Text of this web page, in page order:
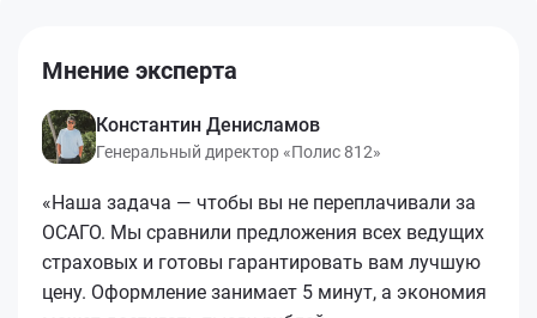
Мнение эксперта
Константин Денисламов
Генеральный директор «Полис 812»
«Наша задача — чтобы вы не переплачивали за
ОСАГО. Мы сравнили предложения всех ведущих
страховых и готовы гарантировать вам лучшую
цену. Оформление занимает 5 минут, а экономия